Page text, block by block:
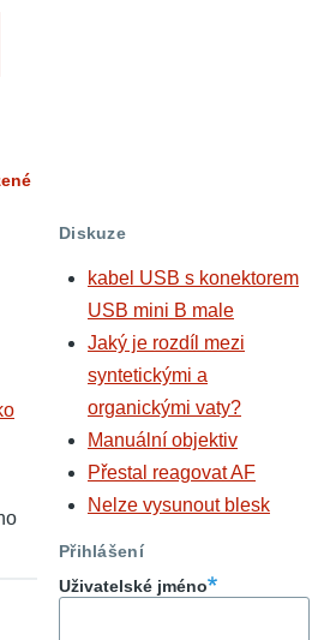
Diskuze
kabel USB s konektorem
USB mini B male
Jaký je rozdíl mezi
syntetickými a
organickými vaty?
Manuální objektiv
Přestal reagovat AF
Nelze vysunout blesk
Přihlášení
Uživatelské jméno